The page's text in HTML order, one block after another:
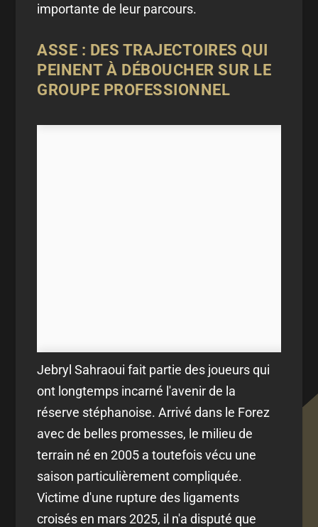
importante de leur parcours.
ASSE : DES TRAJECTOIRES QUI
PEINENT À DÉBOUCHER SUR LE
GROUPE PROFESSIONNEL
Jebryl Sahraoui fait partie des joueurs qui
ont longtemps incarné l'avenir de la
réserve stéphanoise. Arrivé dans le Forez
avec de belles promesses, le milieu de
terrain né en 2005 a toutefois vécu une
saison particulièrement compliquée.
Victime d'une rupture des ligaments
croisés en mars 2025, il n'a disputé que